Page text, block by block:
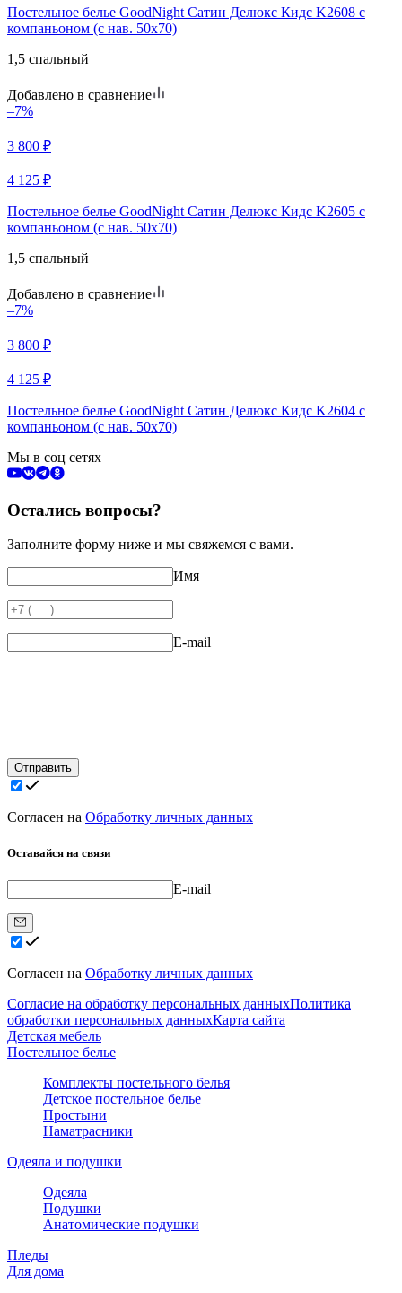
Постельное белье GoodNight Сатин Делюкс Кидс K2608 с
компаньоном (с нав. 50х70)
1,5 спальный
Добавлено в сравнение
–7%
3 800 ₽
4 125 ₽
Постельное белье GoodNight Сатин Делюкс Кидс K2605 с
компаньоном (с нав. 50х70)
1,5 спальный
Добавлено в сравнение
–7%
3 800 ₽
4 125 ₽
Постельное белье GoodNight Сатин Делюкс Кидс K2604 с
компаньоном (с нав. 50х70)
Мы в соц сетях
Остались вопросы?
Заполните форму ниже и мы свяжемся с вами.
Имя
E-mail
Отправить
Согласен на Обработку личных данных
Оставайся на связи
E-mail
Согласен на Обработку личных данных
Согласие на обработку персональных данныхПолитика
обработки персональных данныхКарта сайта
Детская мебель
Постельное белье
Комплекты постельного белья
Детское постельное белье
Простыни
Наматрасники
Одеяла и подушки
Одеяла
Подушки
Анатомические подушки
Пледы
Для дома